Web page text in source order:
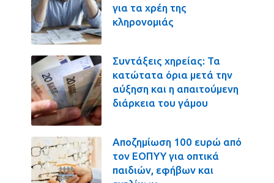
για τα χρέη της
κληρονομιάς
Συντάξεις χηρείας: Τα
κατώτατα όρια μετά την
αύξηση και η απαιτούμενη
διάρκεια του γάμου
Αποζημίωση 100 ευρώ από
τον ΕΟΠΥΥ για οπτικά
παιδιών, εφήβων και